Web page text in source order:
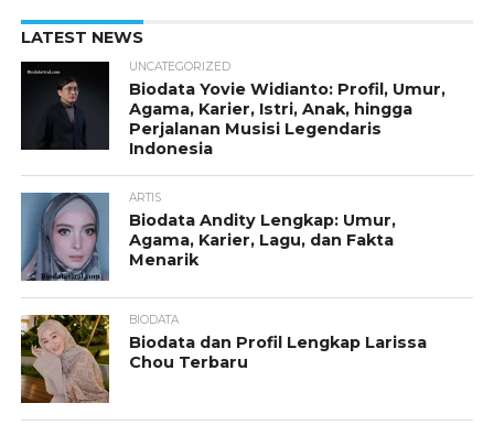
LATEST NEWS
UNCATEGORIZED
Biodata Yovie Widianto: Profil, Umur,
Agama, Karier, Istri, Anak, hingga
Perjalanan Musisi Legendaris
Indonesia
ARTIS
Biodata Andity Lengkap: Umur,
Agama, Karier, Lagu, dan Fakta
Menarik
BIODATA
Biodata dan Profil Lengkap Larissa
Chou Terbaru